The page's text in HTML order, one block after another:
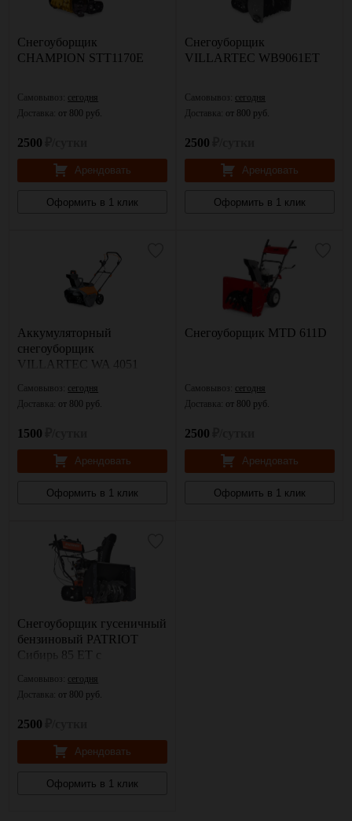
Снегоуборщик
CHAMPION STT1170E
Самовывоз: сегодня
Доставка: от 800 руб.
2500
Арендовать
Оформить в 1 клик
Снегоуборщик
VILLARTEC WB9061ET
Самовывоз: сегодня
Доставка: от 800 руб.
2500
Арендовать
Оформить в 1 клик
Аккумуляторный
снегоуборщик
VILLARTEC WA 4051
Самовывоз: сегодня
Доставка: от 800 руб.
1500
Арендовать
Оформить в 1 клик
Снегоуборщик MTD 611D
Самовывоз: сегодня
Доставка: от 800 руб.
2500
Арендовать
Оформить в 1 клик
Снегоуборщик гусеничный
бензиновый PATRIOT
Сибирь 85 ЕТ с
Самовывоз: сегодня
Доставка: от 800 руб.
2500
Арендовать
Оформить в 1 клик